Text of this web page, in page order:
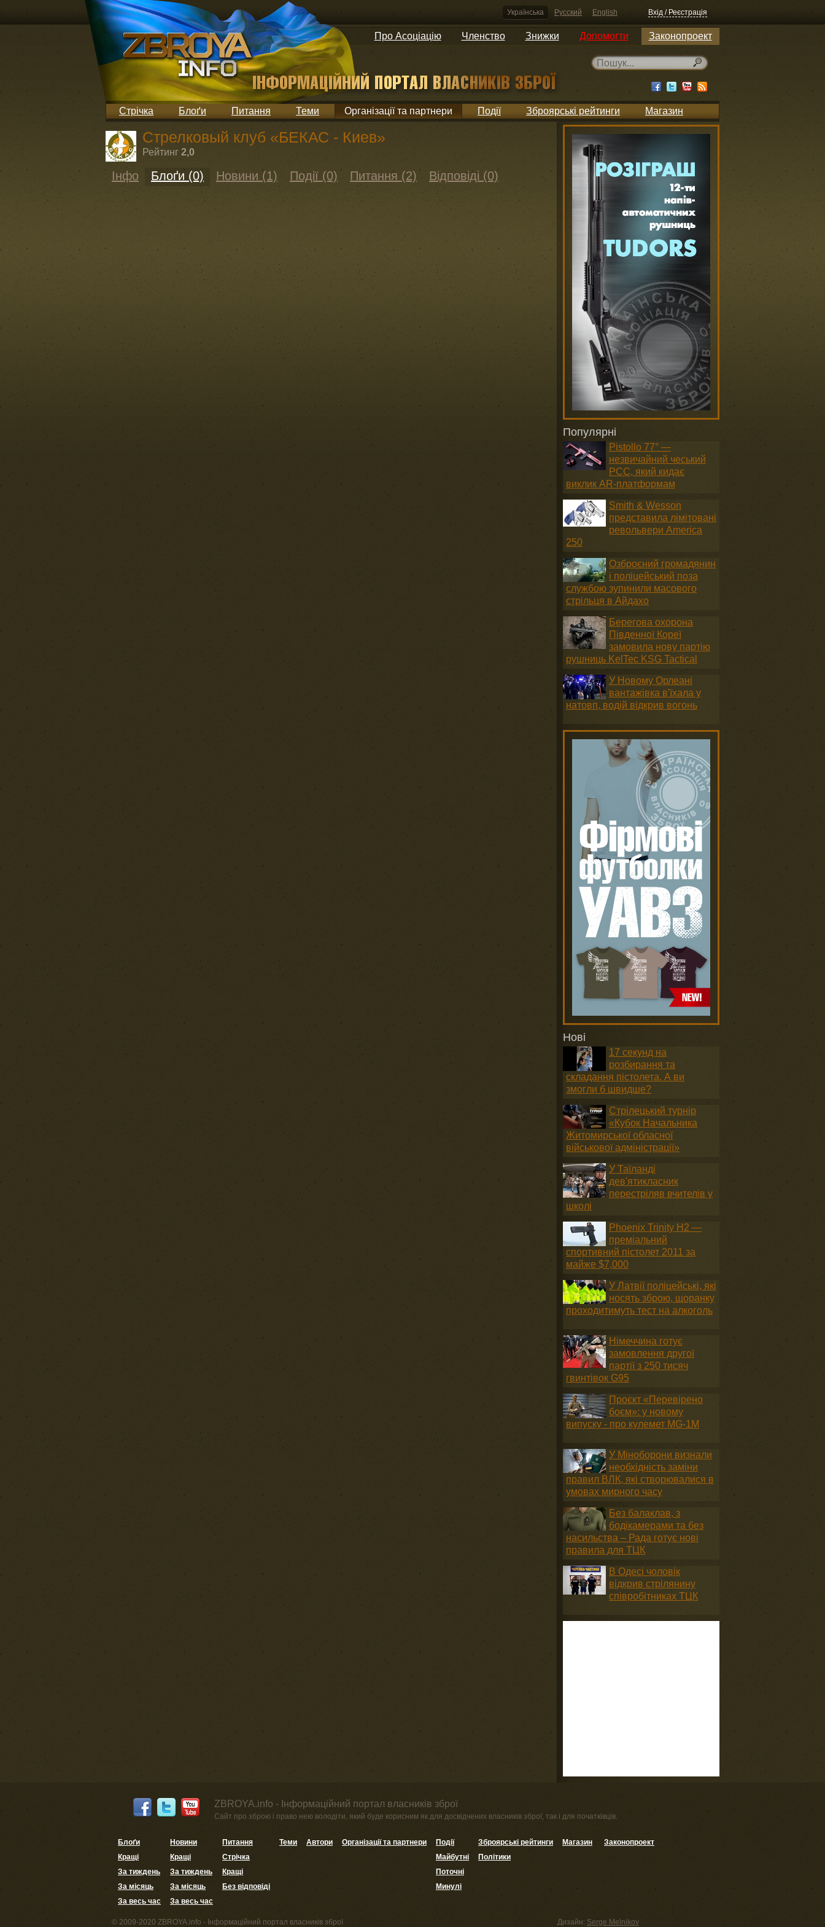
Українська Русский English Вхід / Реєстрація
Про Асоціацію Членство Знижки Допомогти Законопроект
Стрічка Блоґи Питання Теми Організації та партнери Події Зброярські рейтинги Магазин
Стрелковый клуб «БЕКАС - Киев»
Рейтинг 2,0
Інфо Блоґи (0) Новини (1) Події (0) Питання (2) Відповіді (0)
Популярні
Pistollo 77° —
незвичайний чеський
PCC, який кидає
виклик AR-платформам
Smith & Wesson
представила лімітовані
револьвери America
250
Озброєний громадянин
і поліцейський поза
службою зупинили масового
стрільця в Айдахо
Берегова охорона
Південної Кореї
замовила нову партію
рушниць KelTec KSG Tactical
У Новому Орлеані
вантажівка в'їхала у
натовп, водій відкрив вогонь
Нові
17 секунд на
розбирання та
складання пістолета. А ви
змогли б швидше?
Стрілецький турнір
«Кубок Начальника
Житомирської обласної
військової адміністрації»
У Таїланді
дев'ятикласник
перестріляв вчителів у
школі
Phoenix Trinity H2 —
преміальний
спортивний пістолет 2011 за
майже $7,000
У Латвії поліцейські, які
носять зброю, щоранку
проходитимуть тест на алкоголь
Німеччина готує
замовлення другої
партії з 250 тисяч
гвинтівок G95
Проєкт «Перевірено
боєм»: у новому
випуску - про кулемет MG-1М
У Міноборони визнали
необхідність заміни
правил ВЛК, які створювалися в
умовах мирного часу
Без балаклав, з
бодікамерами та без
насильства – Рада готує нові
правила для ТЦК
В Одесі чоловік
відкрив стрілянину
співробітниках ТЦК
ZBROYA.info - Інформаційний портал власників зброї
Сайт про зброю і право нею володіти, який буде корисним як для досвідчених власників зброї, так і для початківців.
Блоґи
Кращі
За тиждень
За місяць
За весь час
Новини
Кращі
За тиждень
За місяць
За весь час
Питання
Стрічка
Кращі
Без відповіді
Теми Автори Організації та партнери
Події
Майбутні
Поточні
Минулі
Зброярські рейтинги
Політики
Магазин Законопроект
© 2009-2020 ZBROYA.info - Інформаційний портал власників зброї
Дизайн: Serge Melnikov